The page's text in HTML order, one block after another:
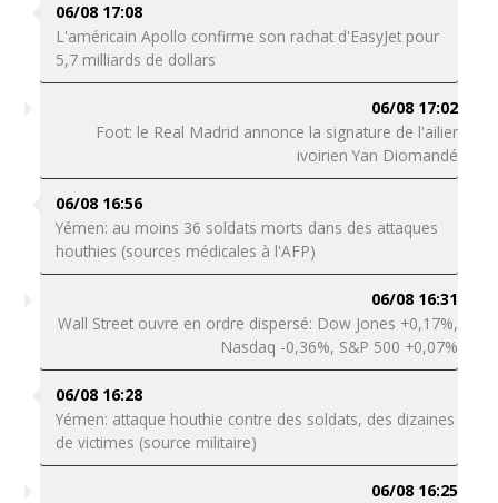
06/08 17:08
L'américain Apollo confirme son rachat d'EasyJet pour
5,7 milliards de dollars
06/08 17:02
Foot: le Real Madrid annonce la signature de l'ailier
ivoirien Yan Diomandé
06/08 16:56
Yémen: au moins 36 soldats morts dans des attaques
houthies (sources médicales à l'AFP)
06/08 16:31
Wall Street ouvre en ordre dispersé: Dow Jones +0,17%,
Nasdaq -0,36%, S&P 500 +0,07%
06/08 16:28
Yémen: attaque houthie contre des soldats, des dizaines
de victimes (source militaire)
06/08 16:25